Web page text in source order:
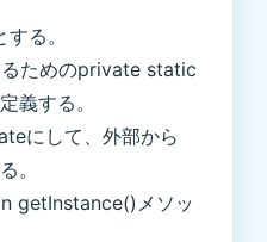
る。
ためのprivate static
義する。
にして、外部から
。
getInstance()メソッ